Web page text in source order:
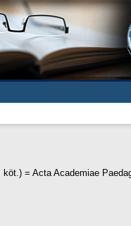
= Acta Academiae